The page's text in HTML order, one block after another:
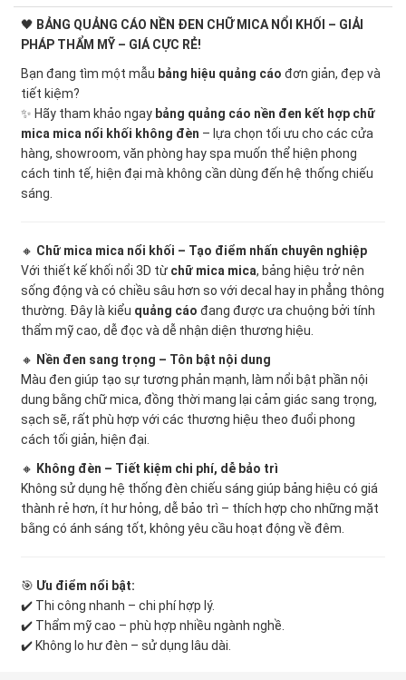
🖤 BẢNG QUẢNG CÁO NỀN ĐEN CHỮ MICA NỔI KHỐI – GIẢI
PHÁP THẨM MỸ – GIÁ CỰC RẺ!
Bạn đang tìm một mẫu bảng hiệu quảng cáo đơn giản, đẹp và
tiết kiệm?
✨ Hãy tham khảo ngay bảng quảng cáo nền đen kết hợp chữ
mica mica nổi khối không đèn – lựa chọn tối ưu cho các cửa
hàng, showroom, văn phòng hay spa muốn thể hiện phong
cách tinh tế, hiện đại mà không cần dùng đến hệ thống chiếu
sáng.
🔸 Chữ mica mica nổi khối – Tạo điểm nhấn chuyên nghiệp
Với thiết kế khối nổi 3D từ chữ mica mica, bảng hiệu trở nên
sống động và có chiều sâu hơn so với decal hay in phẳng thông
thường. Đây là kiểu quảng cáo đang được ưa chuộng bởi tính
thẩm mỹ cao, dễ đọc và dễ nhận diện thương hiệu.
🔸 Nền đen sang trọng – Tôn bật nội dung
Màu đen giúp tạo sự tương phản mạnh, làm nổi bật phần nội
dung bằng chữ mica, đồng thời mang lại cảm giác sang trọng,
sạch sẽ, rất phù hợp với các thương hiệu theo đuổi phong
cách tối giản, hiện đại.
🔸 Không đèn – Tiết kiệm chi phí, dễ bảo trì
Không sử dụng hệ thống đèn chiếu sáng giúp bảng hiệu có giá
thành rẻ hơn, ít hư hỏng, dễ bảo trì – thích hợp cho những mặt
bằng có ánh sáng tốt, không yêu cầu hoạt động về đêm.
🎯 Ưu điểm nổi bật:
✔️ Thi công nhanh – chi phí hợp lý.
✔️ Thẩm mỹ cao – phù hợp nhiều ngành nghề.
✔️ Không lo hư đèn – sử dụng lâu dài.